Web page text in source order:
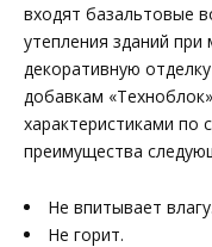
входят базальтовые
утепления зданий
декоративную
добавкам
характеристиками по
преимущества
Не впитывает влагу.
Не горит.